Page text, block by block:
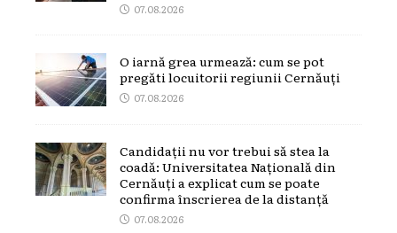
07.08.2026
O iarnă grea urmează: cum se pot
pregăti locuitorii regiunii Cernăuți
07.08.2026
Candidații nu vor trebui să stea la
coadă: Universitatea Națională din
Cernăuți a explicat cum se poate
confirma înscrierea de la distanță
07.08.2026